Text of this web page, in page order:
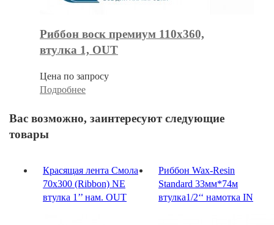
Риббон воск премиум 110х360,
втулка 1, OUT
Цена по запросу
Подробнее
Вас возможно, заинтересуют следующие
товары
Красящая лента Смола
70х300 (Ribbon) NE
втулка 1’’ нам. OUT
Риббон Wax-Resin
Standard 33мм*74м
втулка1/2‘‘ намотка IN